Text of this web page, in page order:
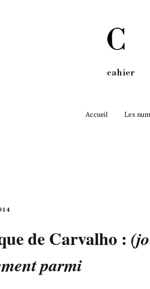
Accueil Les
de Carvalho :
parmi